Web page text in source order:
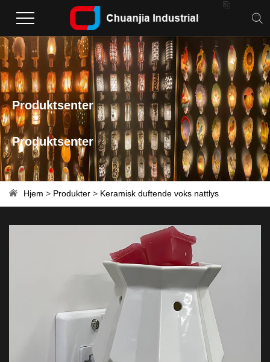

Produktsenter
Produktsenter
Hjem > Produkter > Keramisk duftende voks nattlys